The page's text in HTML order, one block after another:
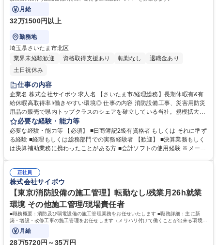
月給
32万1500円以上
勤務地
埼玉県さいたま市北区
業界未経験歓迎
資格取得支援あり 転勤なし
退職金あり
土日祝休み
仕事の内容
企業名 株式会社サイボウ 求人名 【さいたま市/経理総務】長期休暇有&有
給休暇高取得率!/働きやすい環境◎ 仕事の内容 消防設備工事、災害用防災
用品の販売で県内トップクラスのシェアを確立している当社。規模拡大に
伴う組織強化のため、新たな経理総務メンバーを募集します。 【業務内
容】 ＜1＞経理業務：◆請求書発行ならびに郵送業務(客先指定様式作成含
む)◆入金処理ならびに売掛金管理(債権管理含む)◆領収書発行◆売上代金
回収管理◆インターネットバンク利用◆社内販売管理システムへの入金売
理業務を主体にお任せします。 募集職種 【さいたま市/経理総務】長期休
暇有&有給休暇高取得率!/働きやすい環境◎
必要な経験・能力等
必要な経験・能力等 【必須】 ■日商簿記2級有資格者 もしくは それに準ず
る経験 ■経理もしくは総務部門での実務経験者 【歓迎】 ■決算業務もしく
は決算補助業務に携わったことがある方 ■会計ソフトの使用経験 ※メーカ
学力： 資格：日商簿記検定2級
正社員
株式会社サイボウ
【東京/消防設備の施工管理】転勤なし/残業月26h就業
環境 その他施工管理/現場責任者
■職務概要：消防及び弱電設備の施工管理業務をお任せいたします ■職務詳細：主に新
築・増設・改修工事の施工管理をお任せします（メリハリ付けて働くことが出来る環境で
す。）変更範囲：原則なし
月給
28万5720円～35万円